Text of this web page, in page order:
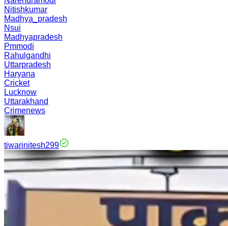
Nitishkumar
Madhya_pradesh
Nsui
Madhyapradesh
Pmmodi
Rahulgandhi
Uttarpradesh
Haryana
Cricket
Lucknow
Uttarakhand
Crimenews
tiwarinitesh299